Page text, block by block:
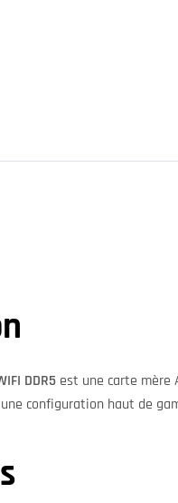
DDR5 est une carte mère
configuration haut de